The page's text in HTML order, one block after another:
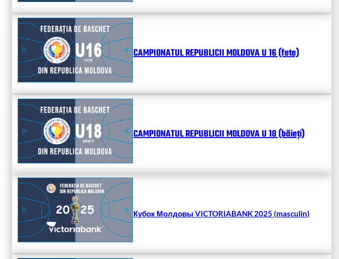
CAMPIONATUL REPUBLICII MOLDOVA U 16 (fete)
CAMPIONATUL REPUBLICII MOLDOVA U 18 (băieți)
Кубок Молдовы VICTORIABANK 2025 (masculin)